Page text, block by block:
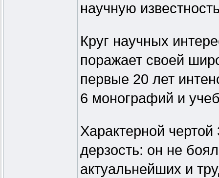
научную
Круг научных
поражает своей
первые 20 лет
6 монографий и
Характерной
дерзость: он не
актуальнейших и